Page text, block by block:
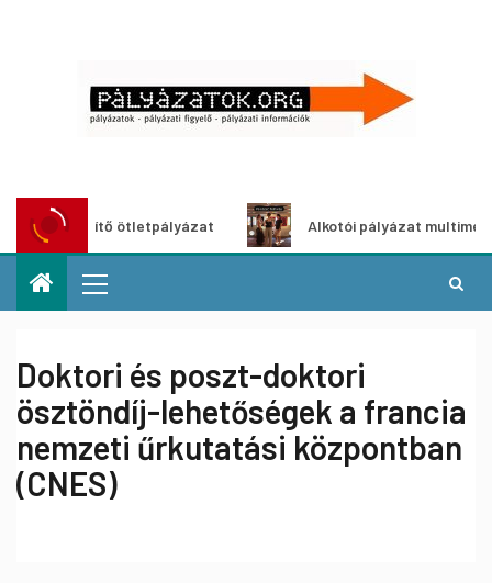
ötletpályázat Alkotói pályázat multimédia-
Doktori és poszt-doktori
ösztöndíj-lehetőségek a francia
nemzeti űrkutatási központban
(CNES)